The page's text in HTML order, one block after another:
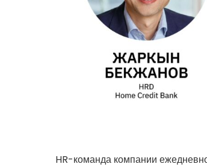
HR-команда компании